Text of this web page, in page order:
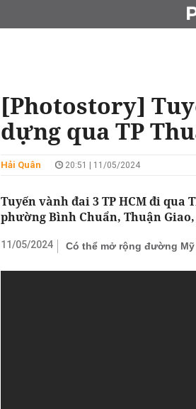
[Photostory]
dựng qua TP
Hải Quân 20:51 | 11/05/2024
Tuyến vành đai 3 TP HCM đi qua
phường Bình Chuẩn, Thuận
11/05/2024 Có thể mở rộng đường